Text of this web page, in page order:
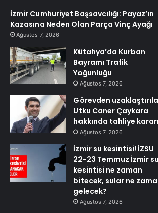
İzmir Cumhuriyet Başsavcılığı: Payaz’ın
Kazasına Neden Olan Parça Vinç Ayağı
Ağustos 7, 2026
Kütahya’da Kurban
Bayramı Trafik
Yoğunluğu
Ağustos 7, 2026
Görevden
Utku Caner Çaykara
hakkında tahliye kararı
Ağustos 7, 2026
İzmir su kesintisi! İZSU
22-23 Temmuz İzmir su
kesintisi ne zaman
bitecek, sular ne
gelecek?
Ağustos 7, 2026